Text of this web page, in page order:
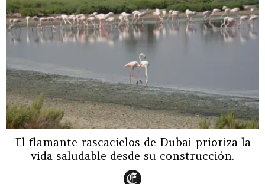
El flamante rascacielos de Dubai prioriza la
vida saludable desde su construcción.